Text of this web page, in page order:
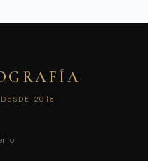
2018